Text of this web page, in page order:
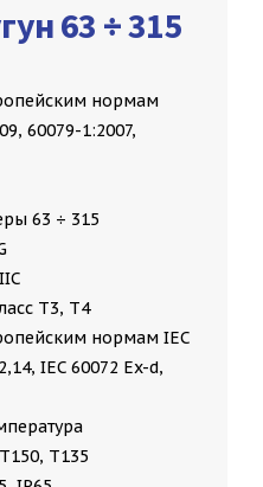
63 ÷ 315
нормам
60079-1:2007,
63 ÷ 315
T3, T4
нормам IEC
IEC 60072 Ex-d,
T135